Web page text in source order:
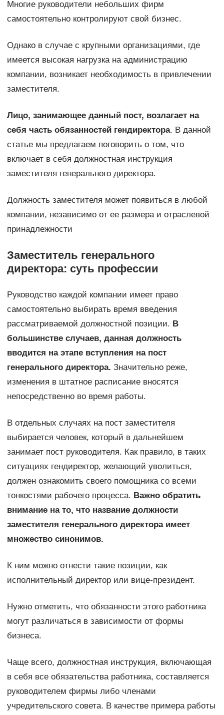
Многие руководители небольших фирм
самостоятельно контролируют свой бизнес.
Однако в случае с крупными организациями, где
имеется высокая нагрузка на администрацию
компании, возникает необходимость в привлечении
заместителя.
Лицо, занимающее данный пост, возлагает на
себя часть обязанностей гендиректора. В данной
статье мы предлагаем поговорить о том, что
включает в себя должностная инструкция
заместителя генерального директора.
Должность заместителя может появиться в любой
компании, независимо от ее размера и отраслевой
принадлежности
Заместитель генерального
директора: суть профессии
Руководство каждой компании имеет право
самостоятельно выбирать время введения
рассматриваемой должностной позиции. В
большинстве случаев, данная должность
вводится на этапе вступления на пост
генерального директора. Значительно реже,
изменения в штатное расписание вносятся
непосредственно во время работы.
В отдельных случаях на пост заместителя
выбирается человек, который в дальнейшем
занимает пост руководителя. Как правило, в таких
ситуациях гендиректор, желающий уволиться,
должен ознакомить своего помощника со всеми
тонкостями рабочего процесса. Важно обратить
внимание на то, что название должности
заместителя генерального директора имеет
множество синонимов.
К ним можно отнести такие позиции, как
исполнительный директор или вице-президент.
Нужно отметить, что обязанности этого работника
могут различаться в зависимости от формы
бизнеса.
Чаще всего, должностная инструкция, включающая
в себя все обязательства работника, составляется
руководителем фирмы либо членами
учредительского совета. В качестве примера работы